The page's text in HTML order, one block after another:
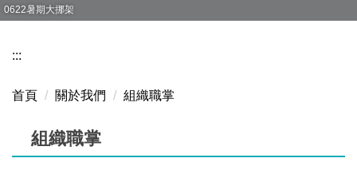
0622暑期大挪架
:::
首頁 關於我們 組織職掌
組織職掌